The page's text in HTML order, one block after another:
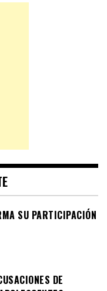
SU PARTICIPACIÓN
DE